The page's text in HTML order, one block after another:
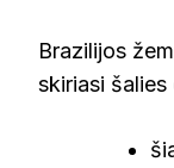
Brazilijos
skiriasi šalies